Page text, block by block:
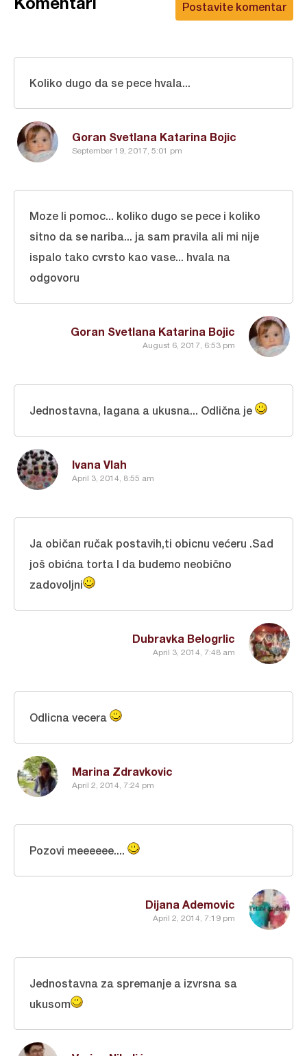
Postavite komentar
Goran Svetlana Katarina Bojic
September 19, 2017, 5:01 pm
Koliko dugo da se pece hvala...
Goran Svetlana Katarina Bojic
August 6, 2017, 6:53 pm
Moze li pomoc... koliko dugo se pece i koliko
sitno da se nariba... ja sam pravila ali mi nije
ispalo tako cvrsto kao vase... hvala na
odgovoru
Ivana Vlah
April 3, 2014, 8:55 am
Jednostavna, lagana a ukusna... Odlična je
Dubravka Belogrlic
April 3, 2014, 7:48 am
Ja običan ručak postavih,ti obicnu većeru .Sad
još obićna torta I da budemo neobično
zadovoljni
Marina Zdravkovic
April 2, 2014, 7:24 pm
Odlicna vecera
Dijana Ademovic
April 2, 2014, 7:19 pm
Pozovi meeeeee....
Jednostavna za spremanje a izvrsna sa
ukusom